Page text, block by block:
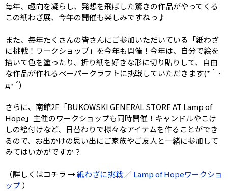
毎年、趣向を凝らし、発想を飛ばした驚きの作品がやってくる
この紙わざ展、今年の開催も楽しみですねっ♪
また、毎年たくさんの皆さんにご参加いただいている「紙わざ
に挑戦！ワークショップ」を今年も開催！今年は、自分で絵を
描いて色を塗ったり、折り紙を好きな形に切り貼りして、自由
な作品が作れるペーパークラフトに挑戦していただきます(*｀･
д･´)
さらに、南館2F「BUKOWSKI GENERAL STORE AT Lamp of
Hope」主催のワークショップも同時開催！キャンドルやこけ
しの絵付けなど、日替わりで様々なアイテムを作ることができ
るので、お出かけの思い出にご家族やご友人と一緒に参加して
みてはいかがですか？
（詳しくはコチラ →紙わざに挑戦 ／Lamp of Hopeワークショ
ップ）